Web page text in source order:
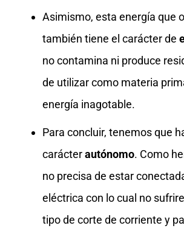
Asimismo, esta energía que
también tiene el carácter de
no contamina ni produce
de utilizar como materia
energía inagotable.
Para concluir, tenemos que
carácterautónomo. Como
no precisa de estar
eléctrica con lo cual no
tipo de corte de corriente y